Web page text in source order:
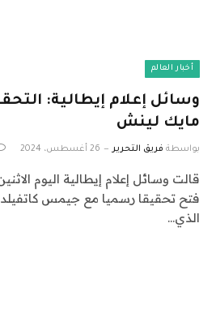
أخبار العالم
وسائل إعلام إيطالية:
مايك لينش
بواسطة فريق التحرير 26 أغسطس، 2024
قالت وسائل إعلام إيطالية اليوم
فتح تحقيقا رسميا مع جيمس كاتفيلد
الذي…